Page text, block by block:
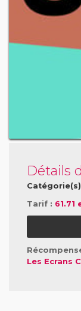
Détails
Tarif : 61.71
Les Ecrans